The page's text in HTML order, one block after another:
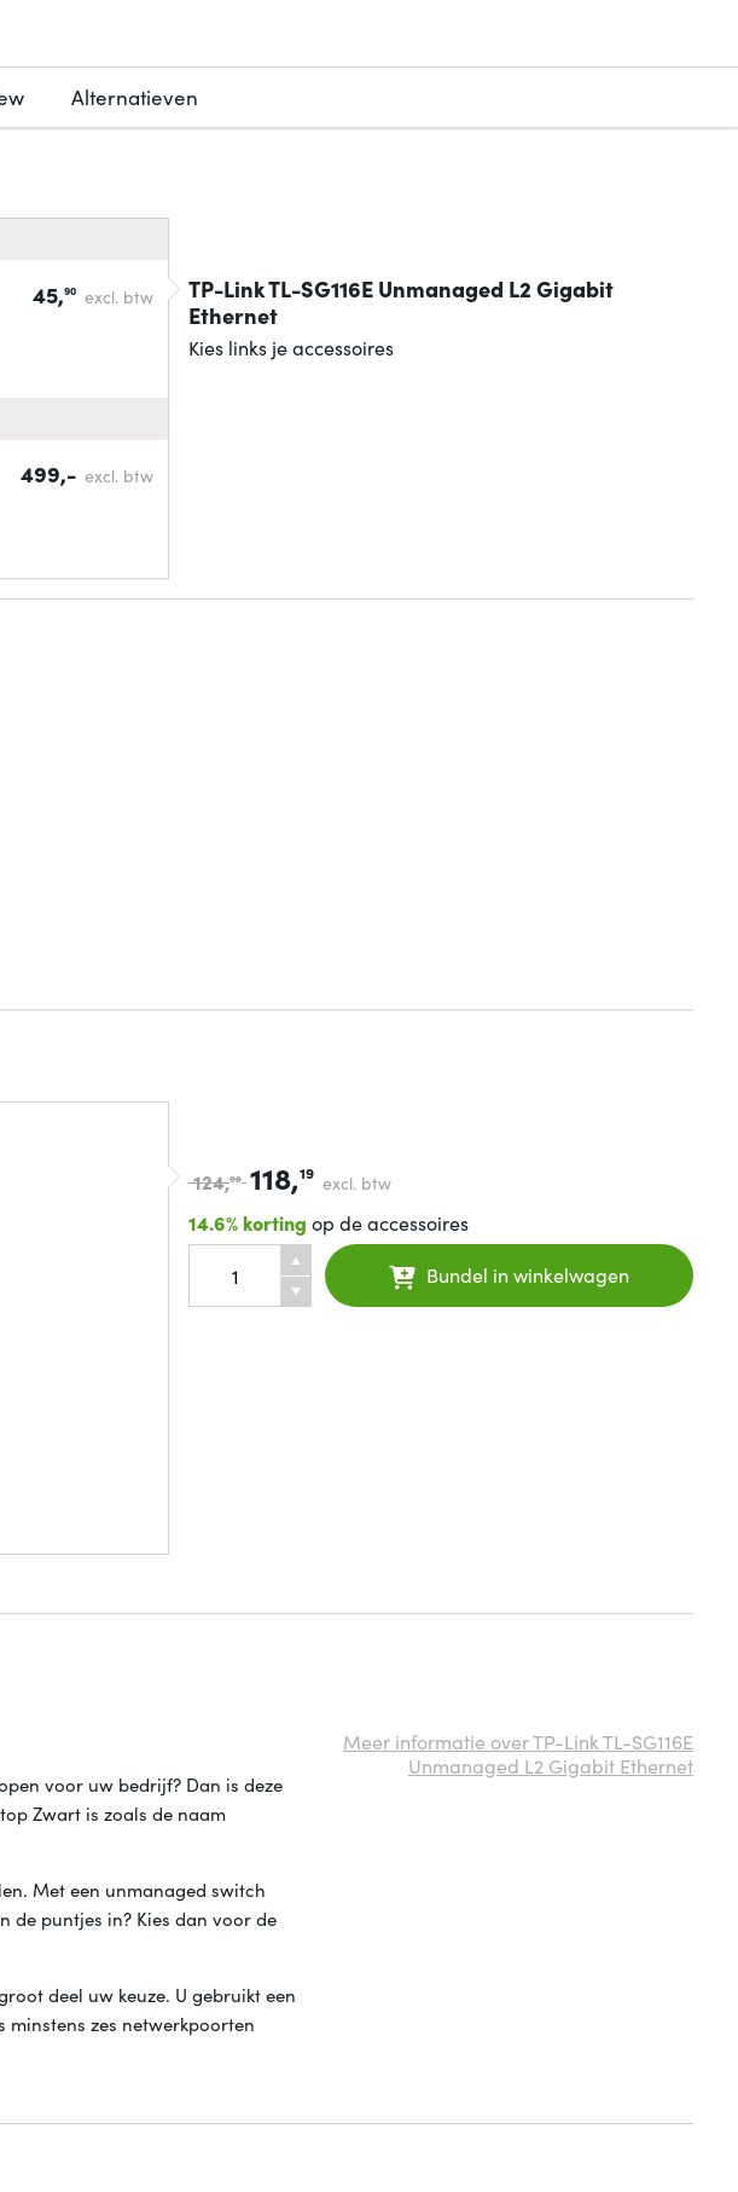
Alternatieven
45,90 excl. btw
499,- excl. btw
TP-Link TL-SG116E Unmanaged L2 Gigabit
Ethernet
Kies links je accessoires
124,90 118,19 excl. btw
14.6% korting op de accessoires
Bundel in winkelwagen
voor uw bedrijf? Dan is deze
Zwart is zoals de naam
Met een unmanaged switch
de puntjes in? Kies dan voor de
deel uw keuze. U gebruikt een
zes netwerkpoorten
Meer informatie over TP-Link TL-SG116E
Unmanaged L2 Gigabit Ethernet